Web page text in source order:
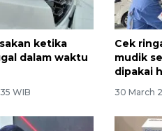
ketika
dalam waktu
WIB
Cek
mudik
dipakai
30 March